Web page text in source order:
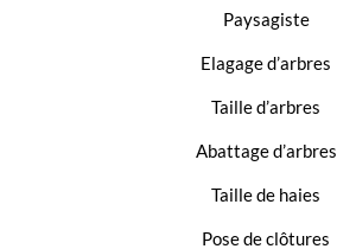
Paysagiste
Elagage d’arbres
Taille d’arbres
Abattage d’arbres
Taille de haies
Pose de clôtures